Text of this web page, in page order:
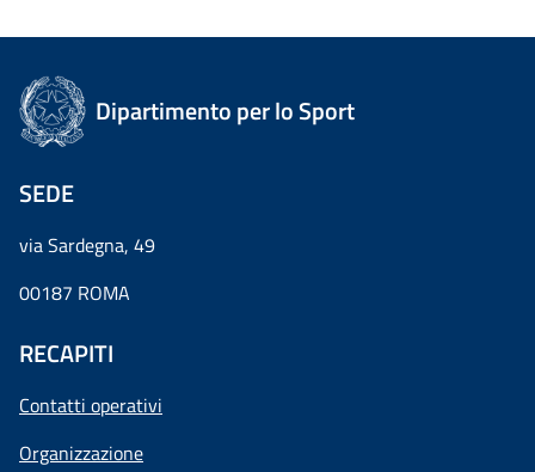
Dipartimento per lo Sport
SEDE
via Sardegna, 49
00187 ROMA
RECAPITI
Contatti operativi
Organizzazione